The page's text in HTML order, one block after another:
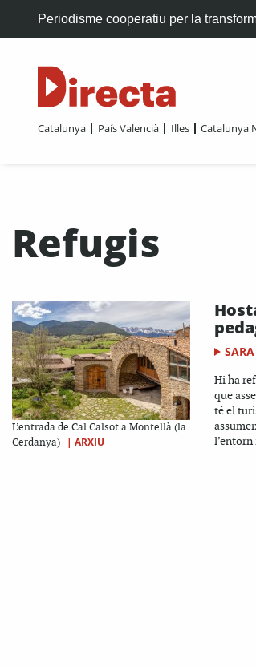
Periodisme cooperatiu per la
Catalunya País Valencià Illes Catalunya
Refugis
L’entrada de Cal Calsot a Montellà (la
Cerdanya)
| ARXIU
Hi ha
que
té el
l’entorn